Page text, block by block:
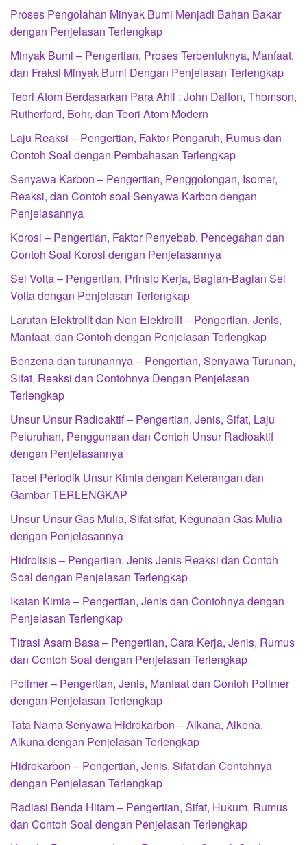
Proses Pengolahan Minyak Bumi Menjadi Bahan Bakar
dengan Penjelasan Terlengkap
Minyak Bumi – Pengertian, Proses Terbentuknya, Manfaat,
dan Fraksi Minyak Bumi Dengan Penjelasan Terlengkap
Teori Atom Berdasarkan Para Ahli : John Dalton, Thomson,
Rutherford, Bohr, dan Teori Atom Modern
Laju Reaksi – Pengertian, Faktor Pengaruh, Rumus dan
Contoh Soal dengan Pembahasan Terlengkap
Senyawa Karbon – Pengertian, Penggolongan, Isomer,
Reaksi, dan Contoh soal Senyawa Karbon dengan
Penjelasannya
Korosi – Pengertian, Faktor Penyebab, Pencegahan dan
Contoh Soal Korosi dengan Penjelasannya
Sel Volta – Pengertian, Prinsip Kerja, Bagian-Bagian Sel
Volta dengan Penjelasan Terlengkap
Larutan Elektrolit dan Non Elektrolit – Pengertian, Jenis,
Manfaat, dan Contoh dengan Penjelasan Terlengkap
Benzena dan turunannya – Pengertian, Senyawa Turunan,
Sifat, Reaksi dan Contohnya Dengan Penjelasan
Terlengkap
Unsur Unsur Radioaktif – Pengertian, Jenis, Sifat, Laju
Peluruhan, Penggunaan dan Contoh Unsur Radioaktif
dengan Penjelasannya
Tabel Periodik Unsur Kimia dengan Keterangan dan
Gambar TERLENGKAP
Unsur Unsur Gas Mulia, Sifat sifat, Kegunaan Gas Mulia
dengan Penjelasannya
Hidrolisis – Pengertian, Jenis Jenis Reaksi dan Contoh
Soal dengan Penjelasan Terlengkap
Ikatan Kimia – Pengertian, Jenis dan Contohnya dengan
Penjelasan Terlengkap
Titrasi Asam Basa – Pengertian, Cara Kerja, Jenis, Rumus
dan Contoh Soal dengan Penjelasan Terlengkap
Polimer – Pengertian, Jenis, Manfaat dan Contoh Polimer
dengan Penjelasan Terlengkap
Tata Nama Senyawa Hidrokarbon – Alkana, Alkena,
Alkuna dengan Penjelasan Terlengkap
Hidrokarbon – Pengertian, Jenis, Sifat dan Contohnya
dengan Penjelasan Terlengkap
Radiasi Benda Hitam – Pengertian, Sifat, Hukum, Rumus
dan Contoh Soal dengan Penjelasan Terlengkap